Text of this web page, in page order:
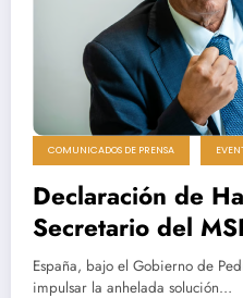
COMUNICADOS DE PRENSA
Declaración de
Secretario del
España, bajo el Gobierno de
impulsar la anhelada solución…